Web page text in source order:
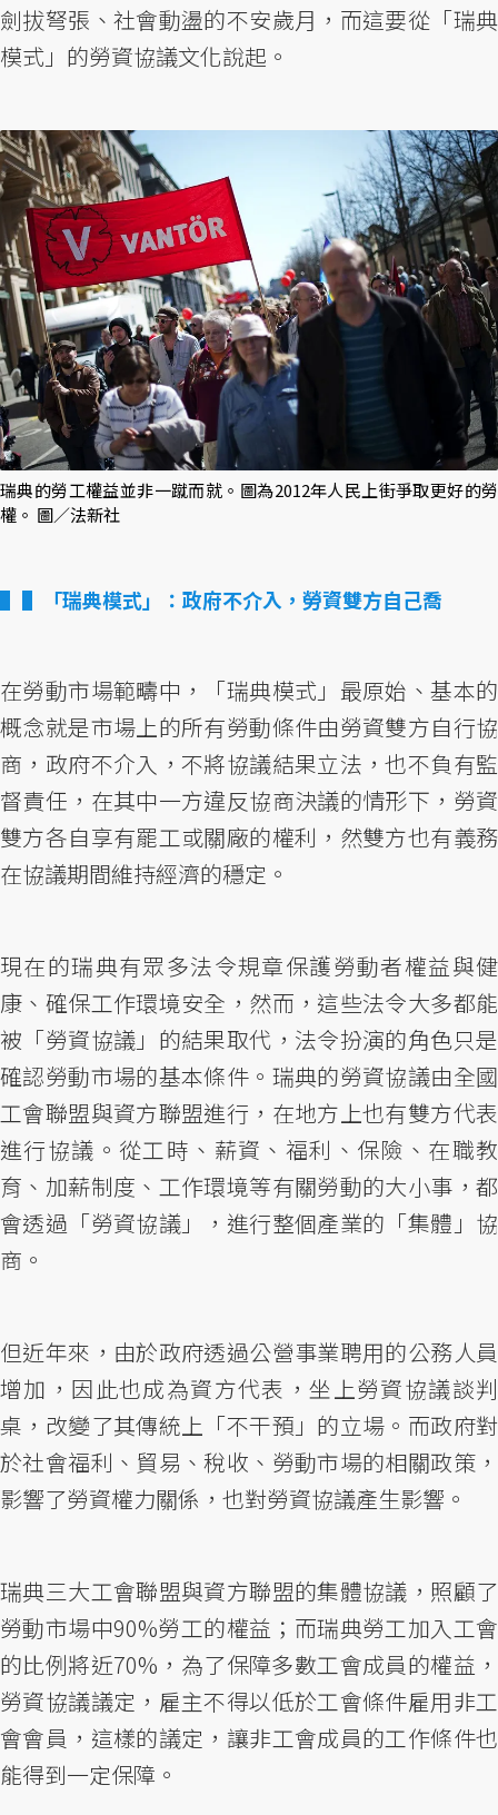
劍拔弩張、社會動盪的不安歲月，而這要從「瑞典
模式」的勞資協議文化說起。
瑞典的勞工權益並非一蹴而就。圖為2012年人民上街爭取更好的勞
權。 圖／法新社
▌「瑞典模式」：政府不介入，勞資雙方自己喬
在勞動市場範疇中，「瑞典模式」最原始、基本的
概念就是市場上的所有勞動條件由勞資雙方自行協
商，政府不介入，不將協議結果立法，也不負有監
督責任，在其中一方違反協商決議的情形下，勞資
雙方各自享有罷工或關廠的權利，然雙方也有義務
在協議期間維持經濟的穩定。
現在的瑞典有眾多法令規章保護勞動者權益與健
康、確保工作環境安全，然而，這些法令大多都能
被「勞資協議」的結果取代，法令扮演的角色只是
確認勞動市場的基本條件。瑞典的勞資協議由全國
工會聯盟與資方聯盟進行，在地方上也有雙方代表
進行協議。從工時、薪資、福利、保險、在職教
育、加薪制度、工作環境等有關勞動的大小事，都
會透過「勞資協議」，進行整個產業的「集體」協
商。
但近年來，由於政府透過公營事業聘用的公務人員
增加，因此也成為資方代表，坐上勞資協議談判
桌，改變了其傳統上「不干預」的立場。而政府對
於社會福利、貿易、稅收、勞動市場的相關政策，
影響了勞資權力關係，也對勞資協議產生影響。
瑞典三大工會聯盟與資方聯盟的集體協議，照顧了
勞動市場中90%勞工的權益；而瑞典勞工加入工會
的比例將近70%，為了保障多數工會成員的權益，
勞資協議議定，雇主不得以低於工會條件雇用非工
會會員，這樣的議定，讓非工會成員的工作條件也
能得到一定保障。